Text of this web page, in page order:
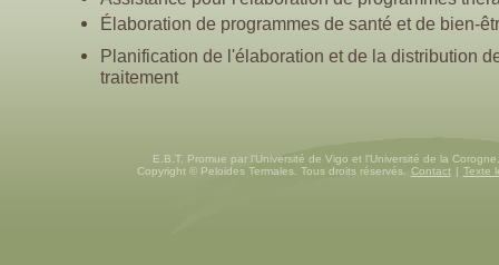
Élaboration de programmes de santé et de bien-
Planification de l'élaboration et de la distribution
traitement
E.B.T. Promue par l'Université de Vigo et l'Université de la
Copyright © Peloides Termales. Tous droits réservés.
Contact | Texte